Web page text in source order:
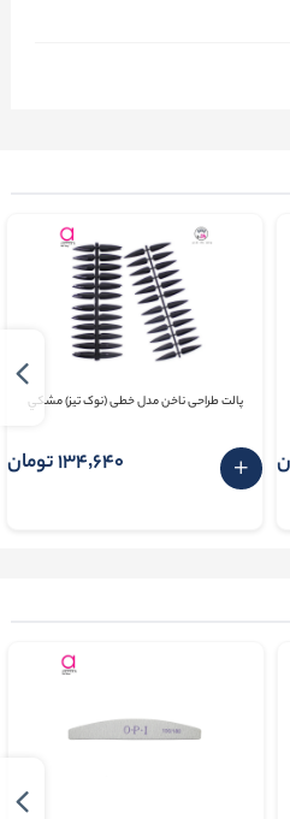
پالت طراحی ناخن مدل خطی (نوک تیز) مشکي
134٬640 تومان